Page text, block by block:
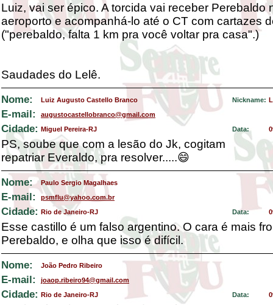
Luiz, vai ser épico. A torcida vai receber Perebaldo
aeroporto e acompanhá-lo até o CT com cartazes
("perebaldo, falta 1 km pra você voltar pra casa".)
Saudades do Lelê.
Nome: Luiz Augusto Castello Branco Nickname:
E-mail: augustocastellobranco@gmail.com
Cidade: Miguel Pereira-RJ Data:
PS, soube que com a lesão do Jk, cogitam
repatriar Everaldo, pra resolver.....😄
Nome: Paulo Sergio Magalhaes
E-mail: psmflu@yahoo.com.br
Cidade: Rio de Janeiro-RJ Data:
Esse castillo é um falso argentino. O cara é mais
Perebaldo, e olha que isso é difícil.
Nome: João Pedro Ribeiro
E-mail: joaop.ribeiro94@gmail.com
Cidade: Rio de Janeiro-RJ Data: